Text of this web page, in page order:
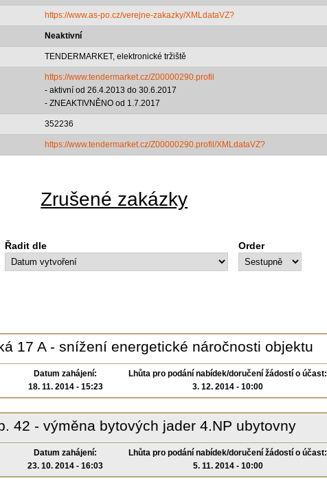
https://www.as-po.cz/verejne-zakazky/XMLdataVZ?
Neaktivní
TENDERMARKET, elektronické tržiště
https://www.tendermarket.cz/Z00000290.profil
- aktivní od 26.4.2013 do 30.6.2017
- ZNEAKTIVNĚNO od 1.7.2017
352236
https://www.tendermarket.cz/Z00000290.profil/XMLdataVZ?
Zrušené zakázky
Řadit dle Order
17 A - snížení energetické náročnosti objektu
Datum zahájení:
18. 11. 2014 - 15:23
Lhůta pro podání nabídek/doručení žádostí o účast:
3. 12. 2014 - 10:00
42 - výměna bytových jader 4.NP ubytovny
Datum zahájení:
23. 10. 2014 - 16:03
Lhůta pro podání nabídek/doručení žádostí o účast:
5. 11. 2014 - 10:00